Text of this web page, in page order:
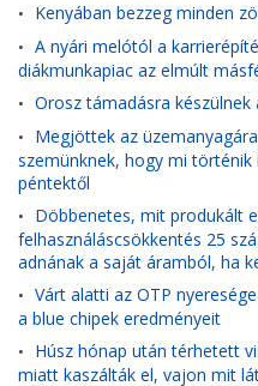
• Kenyában bezzeg minden
• A nyári melótól a
diákmunkapiac az elmúlt
• Orosz támadásra készülnek
• Megjöttek az
szemünknek, hogy mi
péntektől
• Döbbenetes, mit produkált
felhasználáscsökkentés 25
adnának a saját áramból, ha
• Várt alatti az OTP
a blue chipek eredményeit
• Húsz hónap után térhetett
miatt kaszálták el, vajon mit